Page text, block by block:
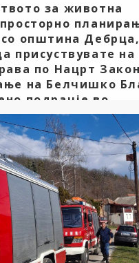
за животна
со општинa
присуствувате на
по Нацрт
на Белчишко
подрачје во
IV – Парк на
за животна средина и
со општинa
на јавна
прогласување на Белчишко
во категорија IV –
расправа ќе биде
07 Април 2026 (вторник),
– 13:15 часот во сала на
Дебрца. Нацрт Закон